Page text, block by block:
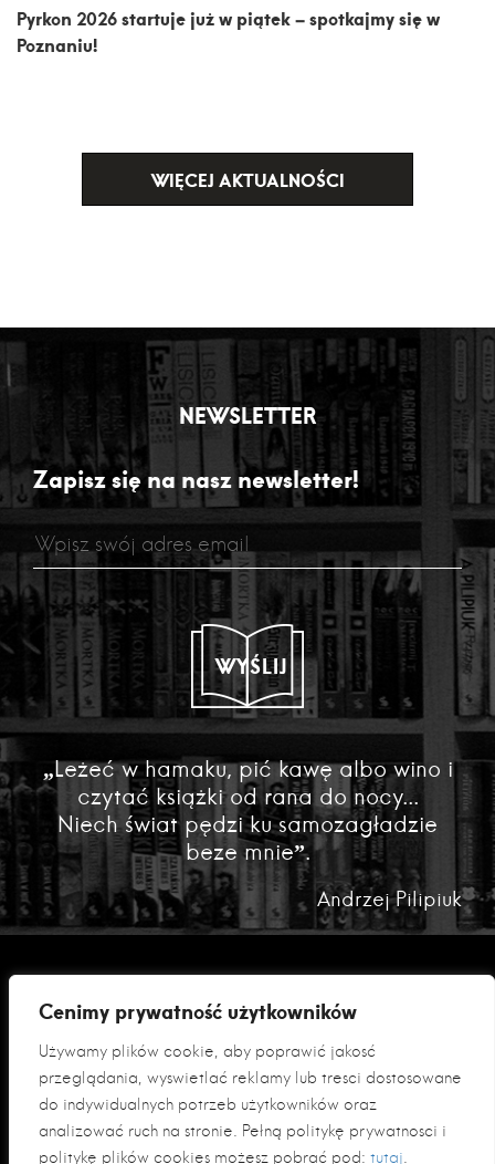
Cenimy prywatność użytkowników
Używamy plików cookie, aby poprawić jakość
przeglądania, wyświetlać reklamy lub treści dostosowane
do indywidualnych potrzeb użytkowników oraz
analizować ruch na stronie. Pełną politykę prywatności i
politykę plików cookies możesz pobrać pod: tutaj.
Pyrkon 2026 startuje już w piątek – spotkajmy się w
Poznaniu!
WIĘCEJ AKTUALNOŚCI
NEWSLETTER
Zapisz się na nasz newsletter!
WYŚLIJ
„Leżeć w hamaku, pić kawę albo wino i
czytać książki od rana do nocy...
Niech świat pędzi ku samozagładzie
beze mnie”.
Andrzej Pilipiuk
Polityka prywatności